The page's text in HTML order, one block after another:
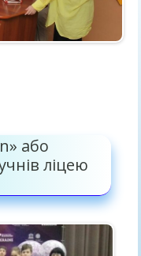
або
ліцею